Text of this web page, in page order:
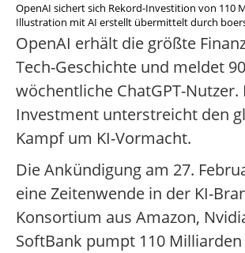
OpenAI sichert sich Rekord-Investition von 110
Illustration mit AI erstellt übermittelt durch
OpenAI erhält die größte
Tech-Geschichte und meldet
wöchentliche ChatGPT-Nutzer.
Investment unterstreicht den
Kampf um KI-Vormacht.
Die Ankündigung am 27.
eine Zeitenwende in der KI-
Konsortium aus Amazon,
SoftBank pumpt 110 Milliarden